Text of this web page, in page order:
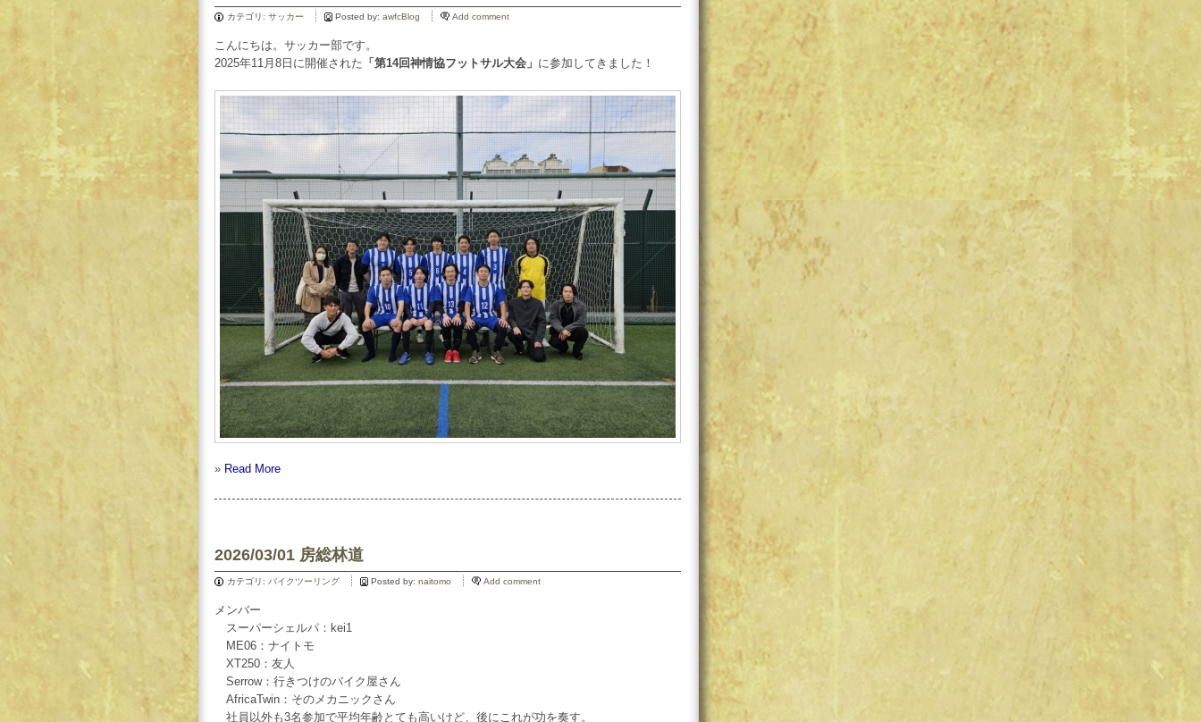
カテゴリ: サッカー Posted by: awfcBlog Add comment
こんにちは。サッカー部です。
2025年11月8日に開催された 「第14回神情協フットサル大会」 に参加してきました！
» Read More
2026/03/01 房総林道
カテゴリ: バイクツーリング Posted by: naitomo Add comment
メンバー
スーパーシェルパ：kei1
ME06：ナイトモ
XT250：友人
Serrow：行きつけのバイク屋さん
AfricaTwin：そのメカニックさん
社員以外も3名参加で平均年齢とても高いけど、後にこれが功を奏す。